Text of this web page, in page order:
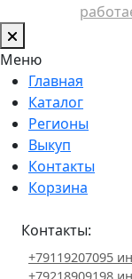
Меню
Главная
Каталог
Регионы
Выкуп
Контакты
Корзина
Контакты:
+79119207095